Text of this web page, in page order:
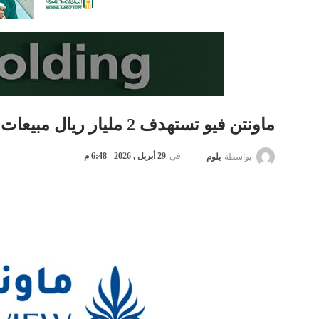
ماونتن فيو تستهدف 2 مليار ريال مبيعات في 2026 من مشروعيها بالسعودية
بواسطة بلوم في 29 أبريل , 2026 - 6:48 م